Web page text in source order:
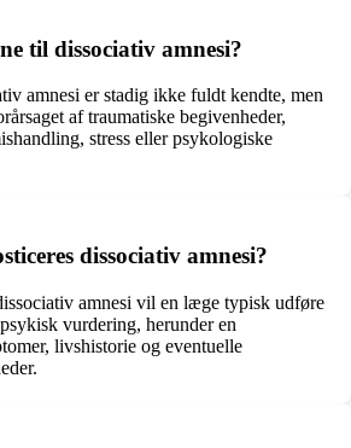
til dissociativ amnesi?
amnesi er stadig ikke fuldt kendte, men
af traumatiske begivenheder,
stress eller psykologiske
dissociativ amnesi?
amnesi vil en læge typisk udføre
vurdering, herunder en
livshistorie og eventuelle